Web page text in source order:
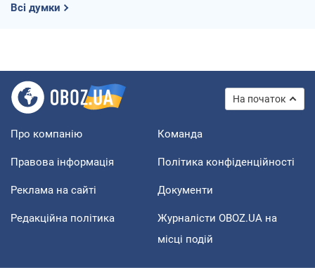
Всі думки
На початок
Про компанію Команда
Правова інформація Політика конфіденційності
Реклама на сайті Документи
Редакційна політика
Журналісти OBOZ.UA на
місці подій